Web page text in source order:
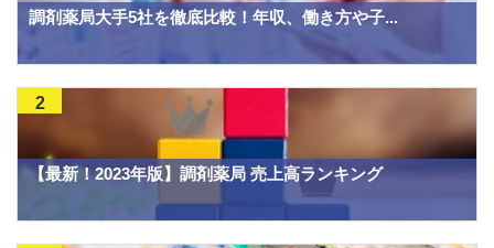
調剤薬局大手5社を徹底比較！年収、働き方や子...
【最新！2023年版】調剤薬局 売上高ランキング
2